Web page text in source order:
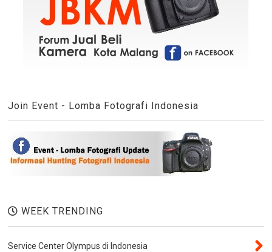
Join Event - Lomba Fotografi Indonesia
WEEK TRENDING
Service Center Olympus di Indonesia